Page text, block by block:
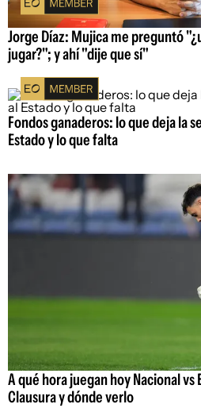
Jorge Díaz: Mujica me preguntó
jugar?"; y ahí "dije que sí"
Fondos ganaderos: lo que deja la
Estado y lo que falta
A qué hora juegan hoy Nacional
Clausura y dónde verlo